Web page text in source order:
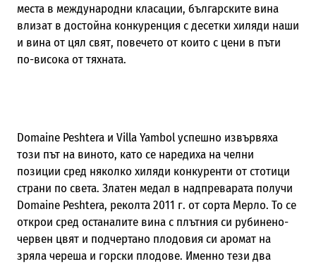
места в международни класации, българските вина
влизат в достойна конкуренция с десетки хиляди наши
и вина от цял свят, повечето от които с цени в пъти
по-висока от тяхната.
Domaine Peshtera и Villa Yambol успешно извървяха
този път на виното, като се наредиха на челни
позиции сред няколко хиляди конкуренти от стотици
страни по света. Златен медал в надпреварата получи
Domaine Peshtera, реколта 2011 г. от сорта Мерло. То се
открои сред останалите вина с плътния си рубинено-
червен цвят и подчертано плодовия си аромат на
зряла череша и горски плодове. Именно тези два